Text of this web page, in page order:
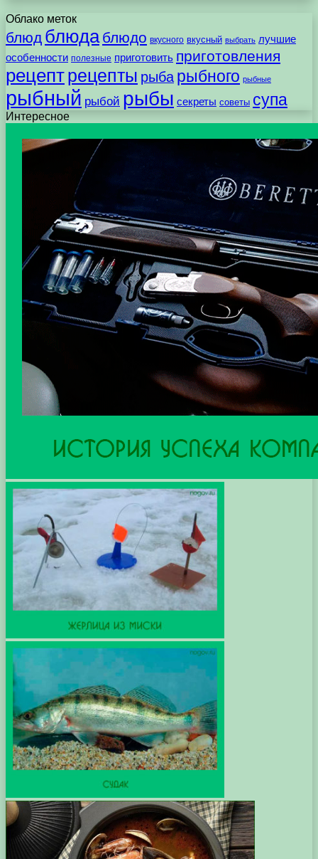
Облако меток
блюд блюда блюдо вкусного вкусный выбрать лучшие
особенности полезные приготовить приготовления
рецептрецепты рыба рыбного рыбные
рыбный рыбой рыбы секреты советы супа
Интересное